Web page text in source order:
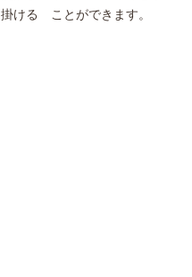
掛ける ことができます。